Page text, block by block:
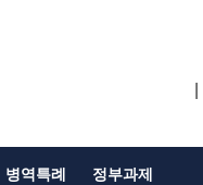
병역특례 정부과제